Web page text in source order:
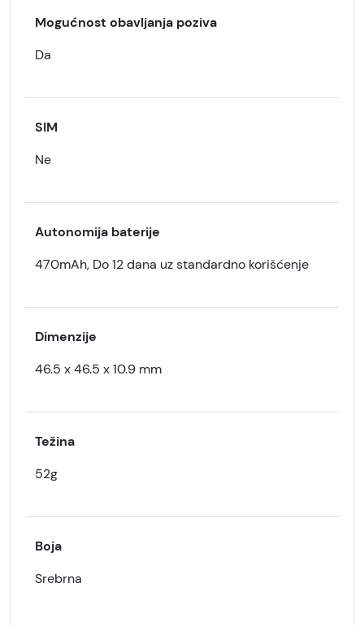
Mogućnost obavljanja poziva
Da
SIM
Ne
Autonomija baterije
470mAh, Do 12 dana uz standardno korišćenje
Dimenzije
46.5 x 46.5 x 10.9 mm
Težina
52g
Boja
Srebrna